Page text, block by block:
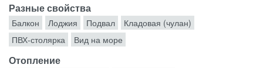
Разные свойства
Балкон Лоджия Подвал
Кладовая (чулан)
ПВХ-столярка
Вид на море
Отопление